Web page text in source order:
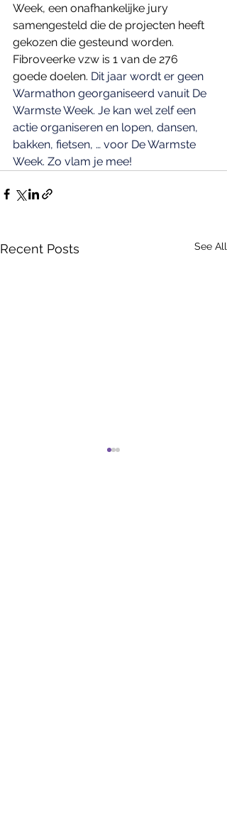
Week, een onafhankelijke jury
samengesteld die de projecten heeft
gekozen die gesteund worden.
Fibroveerke vzw is 1 van de 276
goede doelen. Dit jaar wordt er geen
Warmathon georganiseerd vanuit De
Warmste Week. Je kan wel zelf een
actie organiseren en lopen, dansen,
bakken, fietsen, … voor De Warmste
Week. Zo vlam je mee!
Recent Posts See All